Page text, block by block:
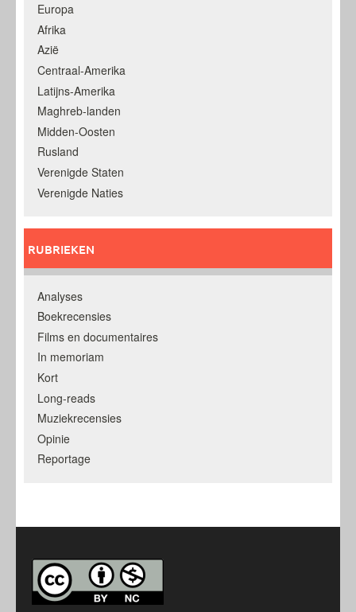
Europa
Afrika
Azië
Centraal-Amerika
Latijns-Amerika
Maghreb-landen
Midden-Oosten
Rusland
Verenigde Staten
Verenigde Naties
RUBRIEKEN
Analyses
Boekrecensies
Films en documentaires
In memoriam
Kort
Long-reads
Muziekrecensies
Opinie
Reportage